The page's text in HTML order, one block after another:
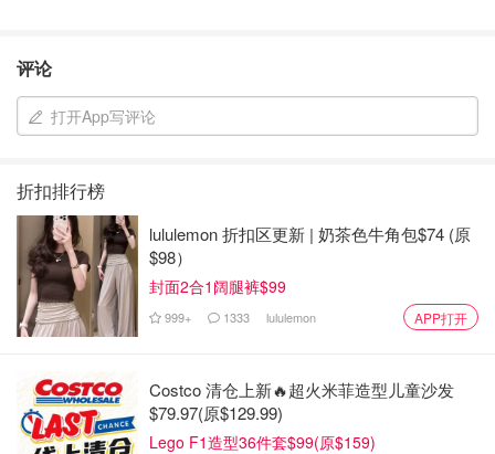
评论
打开App写评论
折扣排行榜
lululemon 折扣区更新 | 奶茶色牛角包$74 (原
$98）
封面2合1阔腿裤$99
999+ 1333 lululemon APP打开
Costco 清仓上新🔥超火米菲造型儿童沙发
$79.97(原$129.99)
Lego F1造型36件套$99(原$159)